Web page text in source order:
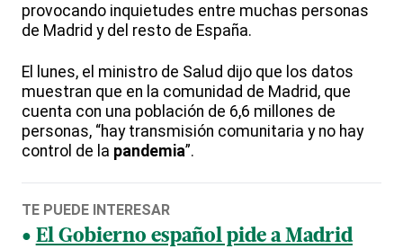
provocando inquietudes entre muchas personas
de Madrid y del resto de España.
El lunes, el ministro de Salud dijo que los datos
muestran que en la comunidad de Madrid, que
cuenta con una población de 6,6 millones de
personas, “hay transmisión comunitaria y no hay
control de la pandemia”.
TE PUEDE INTERESAR
El Gobierno español pide a Madrid